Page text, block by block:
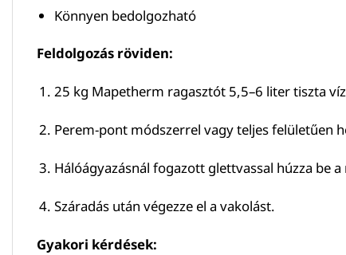
Könnyen bedolgozható
Feldolgozás röviden:
25 kg Mapetherm ragasztót 5,5–6 liter tiszta
Perem-pont módszerrel vagy teljes felületűen
Hálóágyazásnál fogazott glettvassal húzza be
Száradás után végezze el a vakolást.
Gyakori kérdések: